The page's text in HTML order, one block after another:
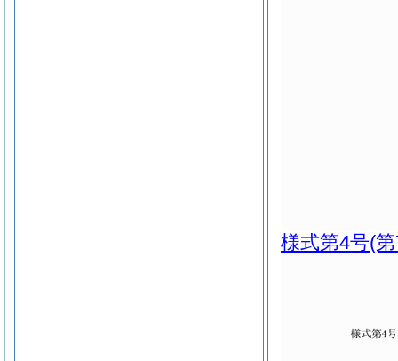
様式第4号(